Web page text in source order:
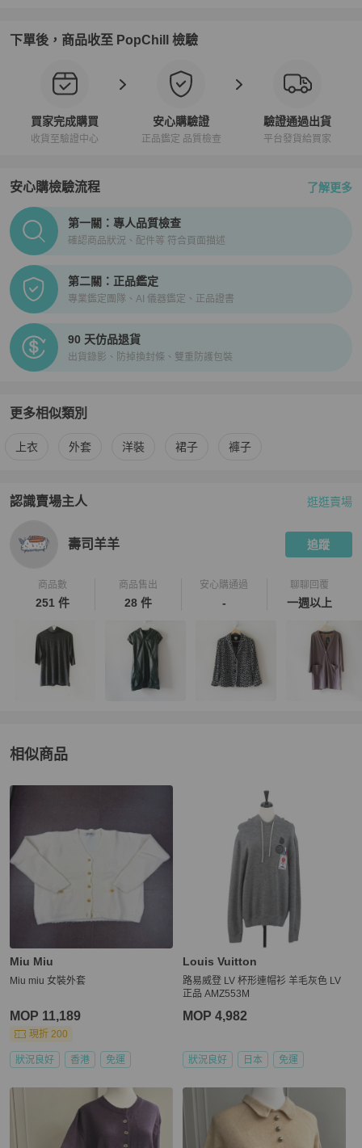
下單後，商品收至 PopChill 檢驗
買家完成購買
收貨至驗證中心
安心購驗證
正品鑑定 品質檢查
驗證通過出貨
平台發貨給買家
安心購檢驗流程 了解更多
PopChill拍拍圈正品驗證、安心購檢驗流程介紹
第一關：專人品質檢查
確認商品狀況、配件等 符合頁面描述
第二關：正品鑑定
專業鑑定團隊、AI 儀器鑑定、正品證書
90 天仿品退貨
出貨錄影、防掉換封條、雙重防護包裝
更多相似類別
更多 女裝 相似商品推薦
上衣 外套 洋裝 裙子 褲子
認識賣場主人
PopChill 拍拍圈嚴選賣家
逛逛賣場
壽司羊羊 追蹤
商品數
251 件
商品售出
28 件
安心購通過
-
聊聊回覆
一週以上
相似商品
更多相似女裝推薦精品
Miu Miu
Miu miu 女裝外套
MOP 11,189
現折 200
狀況良好 香港 免運
Louis Vuitton
路易威登 LV 杯形連帽衫 羊毛灰色 LV
正品 AMZ553M
MOP 4,982
狀況良好 日本 免運